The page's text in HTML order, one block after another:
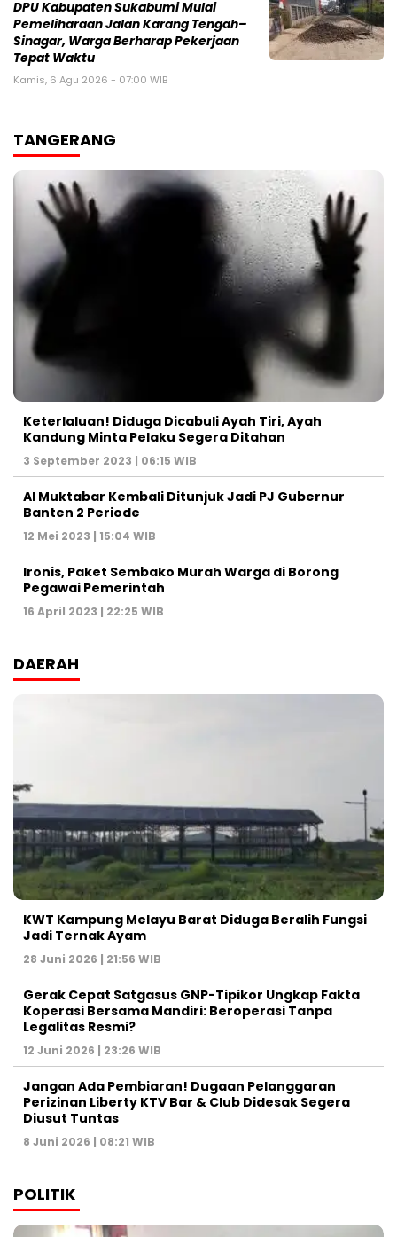
‎DPU Kabupaten Sukabumi Mulai
Pemeliharaan Jalan Karang Tengah–
Sinagar, Warga Berharap Pekerjaan
Tepat Waktu
Kamis, 6 Agu 2026 - 07:00 WIB
TANGERANG
Keterlaluan! Diduga Dicabuli Ayah Tiri, Ayah
Kandung Minta Pelaku Segera Ditahan
3 September 2023 | 06:15 WIB
Al Muktabar Kembali Ditunjuk Jadi PJ Gubernur
Banten 2 Periode
12 Mei 2023 | 15:04 WIB
Ironis, Paket Sembako Murah Warga di Borong
Pegawai Pemerintah
16 April 2023 | 22:25 WIB
DAERAH
KWT Kampung Melayu Barat Diduga Beralih Fungsi
Jadi Ternak Ayam
28 Juni 2026 | 21:56 WIB
Gerak Cepat Satgasus GNP-Tipikor Ungkap Fakta
Koperasi Bersama Mandiri: Beroperasi Tanpa
Legalitas Resmi?
12 Juni 2026 | 23:26 WIB
Jangan Ada Pembiaran! Dugaan Pelanggaran
Perizinan Liberty KTV Bar & Club Didesak Segera
Diusut Tuntas
8 Juni 2026 | 08:21 WIB
POLITIK